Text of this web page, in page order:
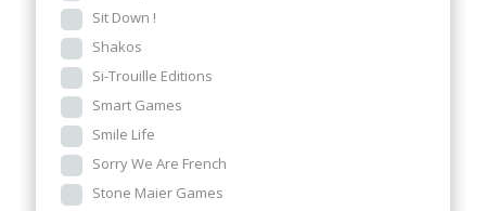
Sit Down !
Shakos
Si-Trouille Editions
Smart Games
Smile Life
Sorry We Are French
Stone Maier Games